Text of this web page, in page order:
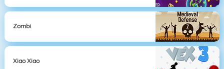
Zombi
Xiao Xiao